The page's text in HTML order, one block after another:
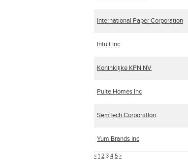
International Paper Corporation
Intuit Inc
Koninklijke KPN NV
Pulte Homes Inc
SemTech Corporation
Yum Brands Inc
< 1 2 3 4 5 >